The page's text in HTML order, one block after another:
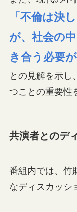
「不倫は決
が、社会の
き合う必要が
との見解を示し
つことの重要性
共演者とのデ
番組内では、竹
なディスカッシ